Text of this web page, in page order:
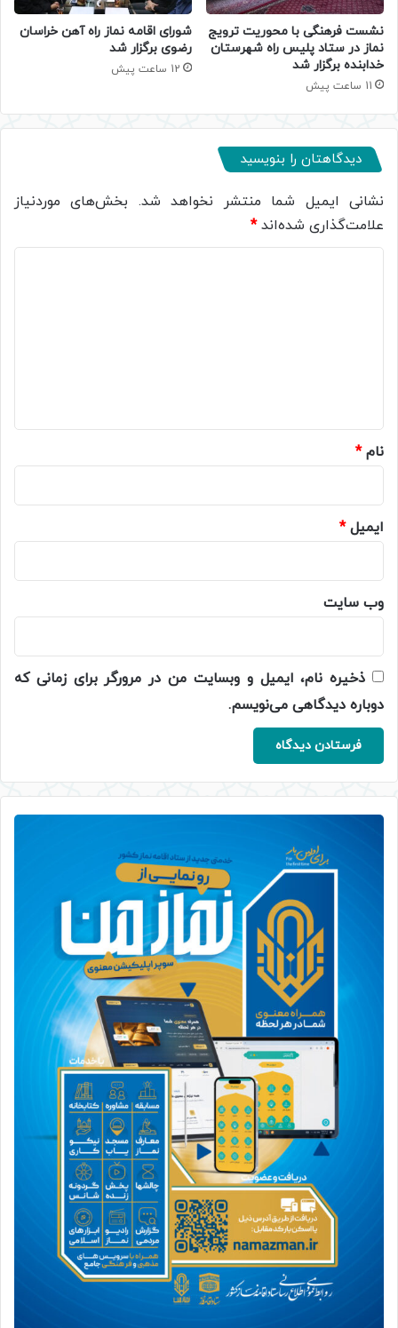
نشست فرهنگی با محوریت ترویج
نماز در ستاد پلیس راه شهرستان
خدابنده برگزار شد
11 ساعت پیش
شورای اقامه نماز راه آهن خراسان
رضوی برگزار شد
12 ساعت پیش
دیدگاهتان را بنویسید
نشانی ایمیل شما منتشر نخواهد شد. بخش‌های موردنیاز
علامت‌گذاری شده‌اند*
نام*
ایمیل*
وب‌ سایت
ذخیره نام، ایمیل و وبسایت من در مرورگر برای زمانی که
دوباره دیدگاهی می‌نویسم.